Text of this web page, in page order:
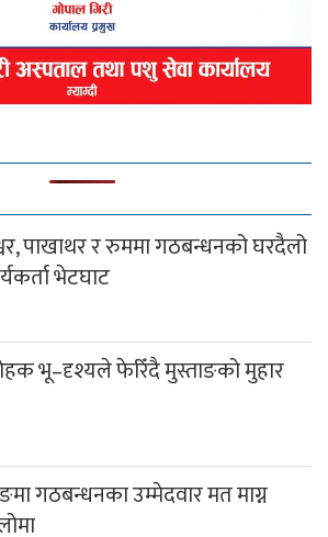
पाखाथर र रुममा गठबन्धनको घरदैलो
भेटघाट
भू–दृश्यले फेरिँदै मुस्ताङको मुहार
गठबन्धनका उम्मेदवार मत माग्न